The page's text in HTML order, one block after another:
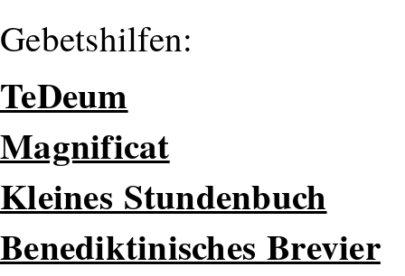
Gebetshilfen:
TeDeum
Magnificat
Kleines Stundenbuch
Benediktinisches Brevier